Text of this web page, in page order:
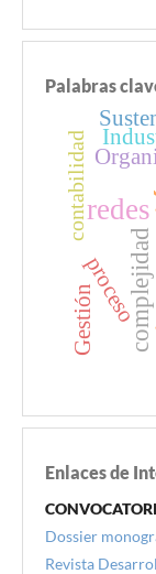
Palabras
redes
complejidad
proceso
Gestión
contabilidad
Enlaces de
Dossier
Revista